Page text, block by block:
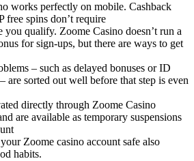
works perfectly on mobile. Cashback
free spins don’t require
you qualify. Zoome Casino doesn’t run a
for sign-ups, but there are ways to get
– such as delayed bonuses or ID
are sorted out well before that step is even
directly through Zoome Casino
are available as temporary suspensions
Zoome casino account safe also
habits.